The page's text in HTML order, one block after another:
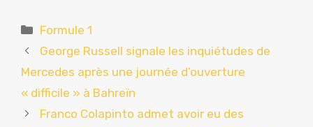
Catégories
Formule 1
George Russell signale les inquiétudes de
Mercedes après une journée d’ouverture
« difficile » à Bahreïn
Franco Colapinto admet avoir eu des